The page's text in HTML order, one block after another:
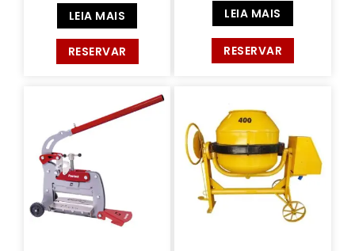
LEIA MAIS
RESERVAR
LEIA MAIS
RESERVAR